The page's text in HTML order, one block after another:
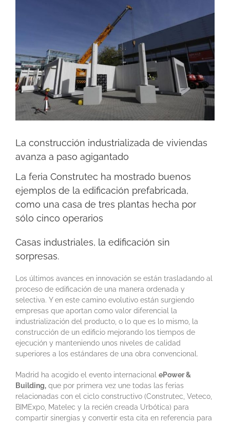
La construcción industrializada de viviendas
avanza a paso agigantado
La feria Construtec ha mostrado buenos
ejemplos de la edificación prefabricada,
como una casa de tres plantas hecha por
sólo cinco operarios
Casas industriales, la edificación sin
sorpresas.
Los últimos avances en innovación se están trasladando al
proceso de edificación de una manera ordenada y
selectiva. Y en este camino evolutivo están surgiendo
empresas que aportan como valor diferencial la
industrialización del producto, o lo que es lo mismo, la
construcción de un edificio mejorando los tiempos de
ejecución y manteniendo unos niveles de calidad
superiores a los estándares de una obra convencional.
Madrid ha acogido el evento internacional ePower &
Building, que por primera vez une todas las ferias
relacionadas con el ciclo constructivo (Construtec, Veteco,
BIMExpo, Matelec y la recién creada Urbótica) para
compartir sinergias y convertir esta cita en referencia para